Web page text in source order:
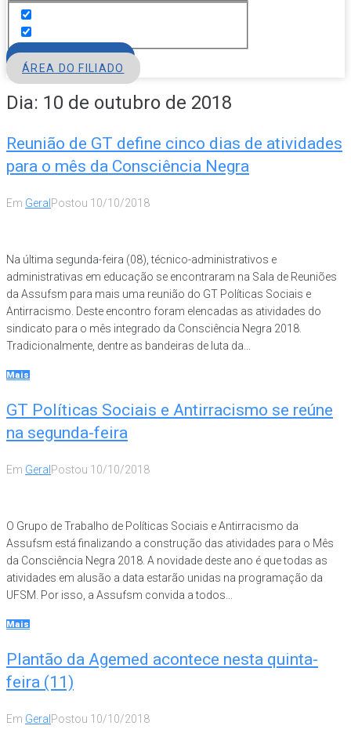
ÁREA DO FILIADO
Dia: 10 de outubro de 2018
Reunião de GT define cinco dias de atividades
para o mês da Consciência Negra
Em Geral Postou 10/10/2018
Na última segunda-feira (08), técnico-administrativos e
administrativas em educação se encontraram na Sala de Reuniões
da Assufsm para mais uma reunião do GT Políticas Sociais e
Antirracismo. Deste encontro foram elencadas as atividades do
sindicato para o mês integrado da Consciência Negra 2018.
Tradicionalmente, dentre as bandeiras de luta da...
Mais
GT Políticas Sociais e Antirracismo se reúne
na segunda-feira
Em Geral Postou 10/10/2018
O Grupo de Trabalho de Políticas Sociais e Antirracismo da
Assufsm está finalizando a construção das atividades para o Mês
da Consciência Negra 2018. A novidade deste ano é que todas as
atividades em alusão a data estarão unidas na programação da
UFSM. Por isso, a Assufsm convida a todos...
Mais
Plantão da Agemed acontece nesta quinta-
feira (11)
Em Geral Postou 10/10/2018